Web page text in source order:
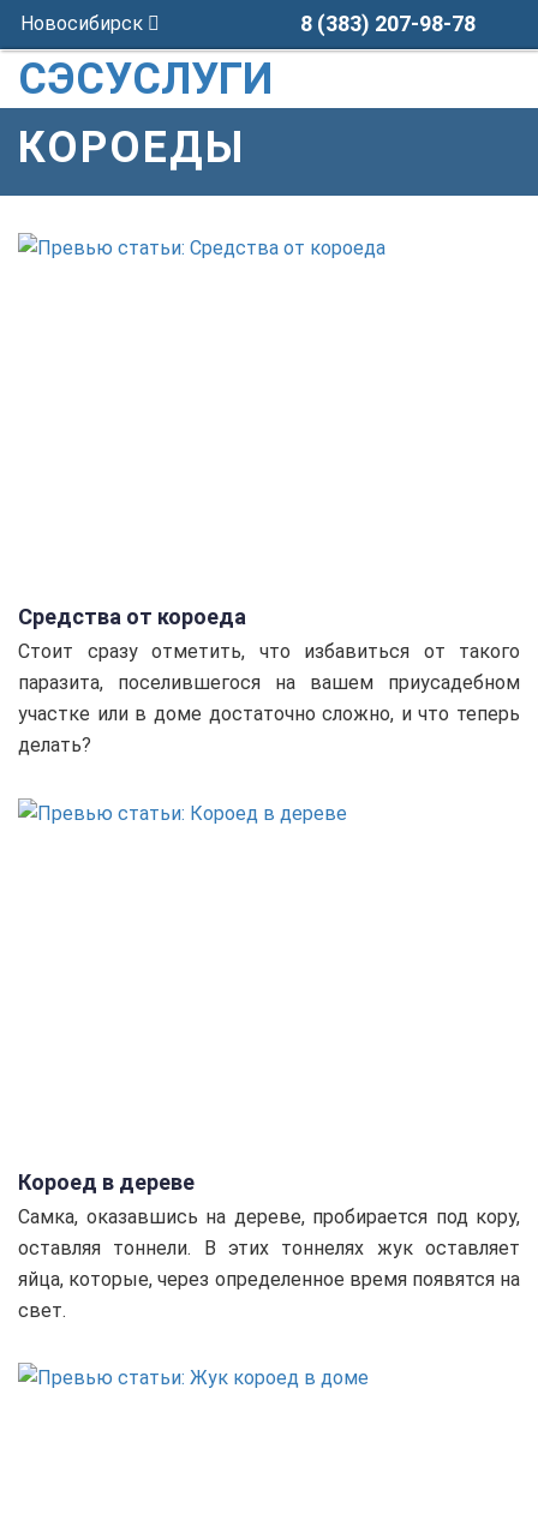
Новосибирск 8 (383) 207-98-78
СЭСУСЛУГИ
КОРОЕДЫ
Средства от короеда
Стоит сразу отметить, что избавиться от такого
паразита, поселившегося на вашем приусадебном
участке или в доме достаточно сложно, и что теперь
делать?
Короед в дереве
Самка, оказавшись на дереве, пробирается под кору,
оставляя тоннели. В этих тоннелях жук оставляет
яйца, которые, через определенное время появятся на
свет.